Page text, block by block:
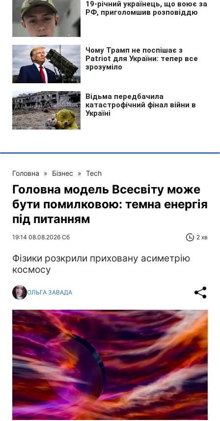
Головна » Бізнес » Tech
Головна модель Всесвіту може
бути помилковою: темна енергія
під питанням
19:14 08.08.2026 Сб 2 хв
Фізики розкрили приховану асиметрію
космосу
ОЛЬГА ЗАВАДА